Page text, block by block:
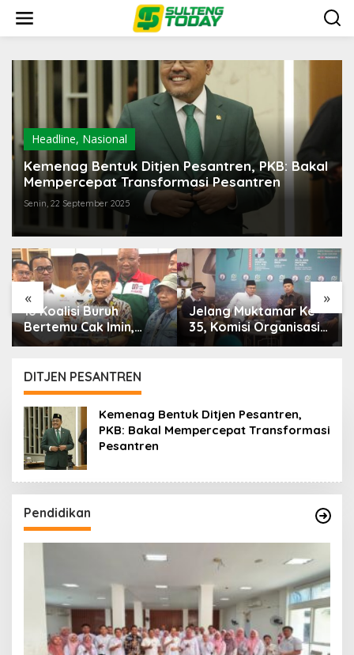
konten
Headline, Nasional
Kemenag Bentuk Ditjen Pesantren, PKB: Bakal
Mempercepat Transformasi Pesantren
Senin, 22 September 2025
« »
Jelang Muktamar Ke-
35, Komisi Organisasi
NU Usulkan Perubahan
Bersihkan Politik Uang
Temuan 6 Juta Data
Ganda Penerima MBG,
Komisi IX: Tindak
DITJEN PESANTREN
Kemenag Bentuk Ditjen Pesantren,
PKB: Bakal Mempercepat Transformasi
Pesantren
Pendidikan